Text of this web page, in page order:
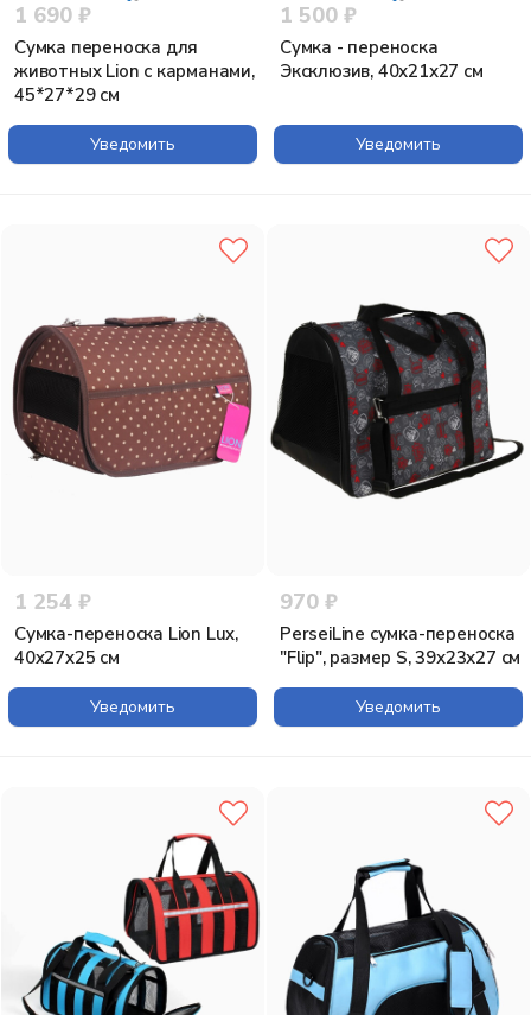
1 690 ₽
Сумка переноска для
животных Lion с карманами,
45*27*29 см
Уведомить
1 500 ₽
Сумка - переноска
Эксклюзив, 40х21х27 см
Уведомить
1 254 ₽
Сумка-переноска Lion Lux,
40x27x25 см
Уведомить
970 ₽
PerseiLine cумка-переноска
"Flip", размер S, 39х23х27 см
Уведомить